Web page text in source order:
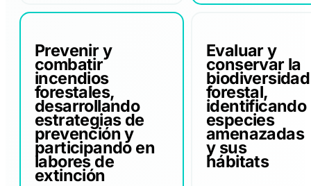
Prevenir y
combatir
incendios
forestales,
desarrollando
estrategias de
prevención y
participando en
labores de
extinción
Evaluar y
conservar la
biodiversidad
forestal,
identificando
especies
amenazadas
y sus
hábitats